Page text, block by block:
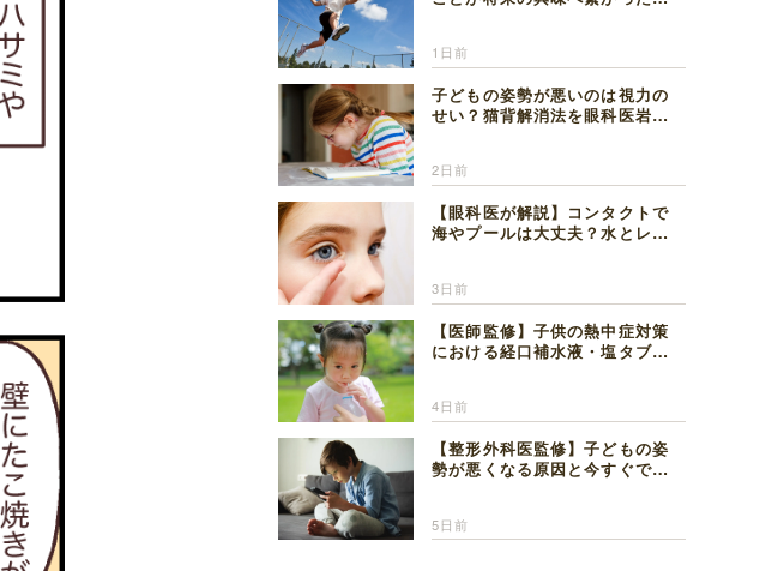
1日前
子どもの姿勢が悪いのは視力の
せい？猫背解消法を眼科医岩見
2日前
【眼科医が解説】コンタクトで
海やプールは大丈夫？水とレン
3日前
【医師監修】子供の熱中症対策
における経口補水液・塩タブレ
4日前
【整形外科医監修】子どもの姿
勢が悪くなる原因と今すぐでき
5日前